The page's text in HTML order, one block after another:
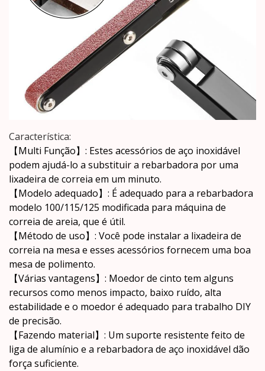
Característica:
【Multi Função】: Estes acessórios de aço inoxidável
podem ajudá-lo a substituir a rebarbadora por uma
lixadeira de correia em um minuto.
【Modelo adequado】: É adequado para a rebarbadora
modelo 100/115/125 modificada para máquina de
correia de areia, que é útil.
【Método de uso】: Você pode instalar a lixadeira de
correia na mesa e esses acessórios fornecem uma boa
mesa de polimento.
【Várias vantagens】: Moedor de cinto tem alguns
recursos como menos impacto, baixo ruído, alta
estabilidade e o moedor é adequado para trabalho DIY
de precisão.
【Fazendo material】: Um suporte resistente feito de
liga de alumínio e a rebarbadora de aço inoxidável dão
força suficiente.